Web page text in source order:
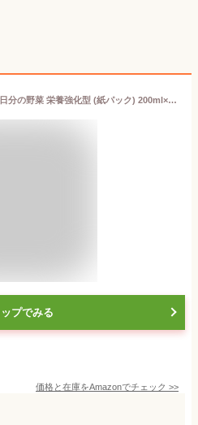
[機能性表示食品] 伊藤園 1日分の野菜 栄養強化型 (紙パック) 200ml×24本
プでみる
価格と在庫をAmazonでチェック >>